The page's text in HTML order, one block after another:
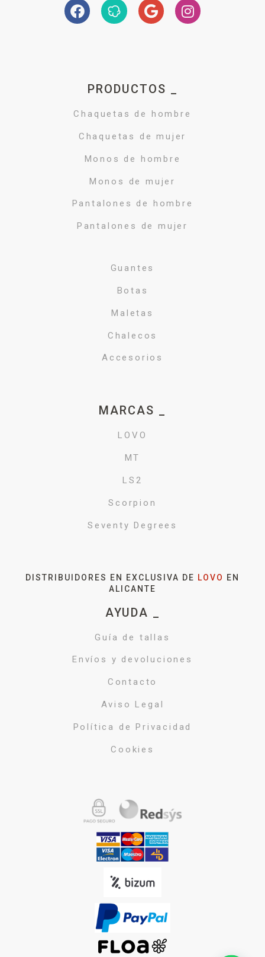
PRODUCTOS _
Chaquetas de hombre
Chaquetas de mujer
Monos de hombre
Monos de mujer
Pantalones de hombre
Pantalones de mujer
Guantes
Botas
Maletas
Chalecos
Accesorios
MARCAS _
LOVO
MT
LS2
Scorpion
Seventy Degrees
DISTRIBUIDORES EN EXCLUSIVA DE LOVO EN
ALICANTE
AYUDA _
Guía de tallas
Envíos y devoluciones
Contacto
Aviso Legal
Política de Privacidad
Cookies